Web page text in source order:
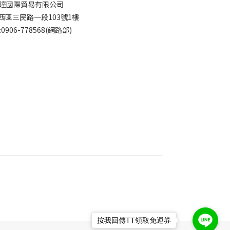
國際貿易有限公司
區三民路一段103號1樓
778568(網路部)
按我回傳TT領取免運券